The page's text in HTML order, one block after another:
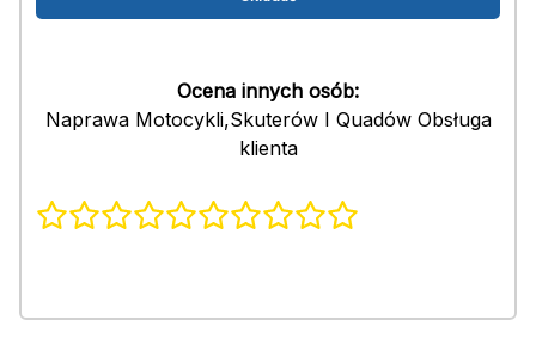
Ocena innych osób:
Naprawa Motocykli,Skuterów I Quadów Obsługa
klienta